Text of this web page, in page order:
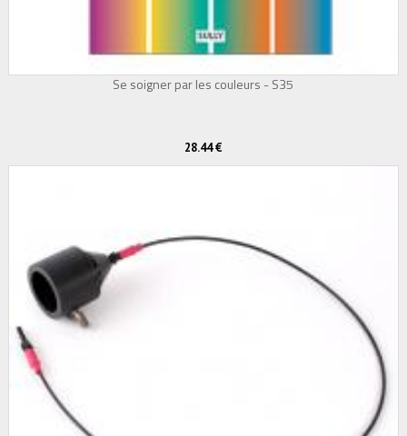
Se soigner par les couleurs - S35
28.44 €